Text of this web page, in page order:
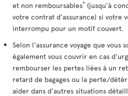
et non remboursables* (jusqu'à
votre contrat d'assurance) si votre
interrompu pour un motif couvert.
Selon l'assurance voyage que vous
également vous couvrir en cas
rembourser les pertes liées à un
retard de bagages ou la perte/
aider dans d'autres situations